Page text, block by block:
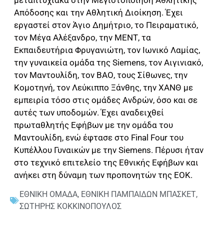
Απόδοσης και την Αθλητική Διοίκηση. Έχει
εργαστεί στον Άγιο Δημήτριο, το Πειραματικό,
τον Μέγα Αλέξανδρο, την ΜΕΝΤ, τα
Εκπαιδευτήρια Φρυγανιώτη, τον Ιωνικό Λαμίας,
την γυναικεία ομάδα της Siemens, τον Αιγινιακό,
τον Μαντουλίδη, τον ΒΑΟ, τους Σίθωνες, την
Κομοτηνή, τον Λεύκιππο Ξάνθης, την ΧΑΝΘ με
εμπειρία τόσο στις ομάδες Ανδρών, όσο και σε
αυτές των υποδομών. Έχει αναδειχθεί
πρωταθλητής Εφήβων με την ομάδα του
Μαντουλίδη, ενώ έφτασε στο Final Four του
Κυπέλλου Γυναικών με την Siemens. Πέρυσι ήταν
στο τεχνικό επιτελείο της Εθνικής Εφήβων και
ανήκει στη δύναμη των προπονητών της ΕΟΚ.
ΕΘΝΙΚΗ ΟΜΑΔΑ, ΕΘΝΙΚΗ ΠΑΜΠΑΙΔΩΝ ΜΠΑΣΚΕΤ,
ΣΩΤΗΡΗΣ ΚΟΚΚΙΝΟΠΟΥΛΟΣ